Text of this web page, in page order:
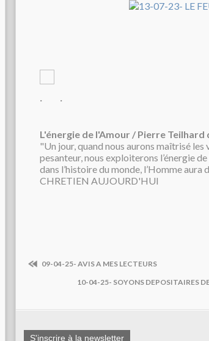
· ·
L'énergie de l'Amour / Pierre Teilhard
"Un jour, quand nous aurons maîtrisé les
pesanteur, nous exploiterons l’énergie
dans l’histoire du monde, l’Homme aura
CHRETIEN AUJOURD'HUI
09-04-25- AVIS A MES LECTEURS
10-04-25- SOYONS DEPOSITAIRES
S'inscrire à la newsletter